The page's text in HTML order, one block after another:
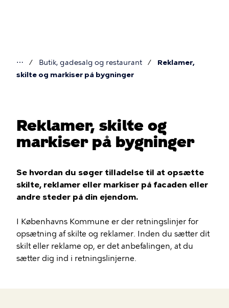
Du
⋯ Butik, gadesalg og restaurant
Reklamer,
skilte og markiser på bygninger
Reklamer, skilte og
markiser på bygninger
Se hvordan du søger tilladelse til at opsætte
skilte, reklamer eller markiser på facaden eller
andre steder på din ejendom.
I Københavns Kommune er der retningslinjer for
opsætning af skilte og reklamer. Inden du sætter dit
skilt eller reklame op, er det anbefalingen, at du
sætter dig ind i retningslinjerne.